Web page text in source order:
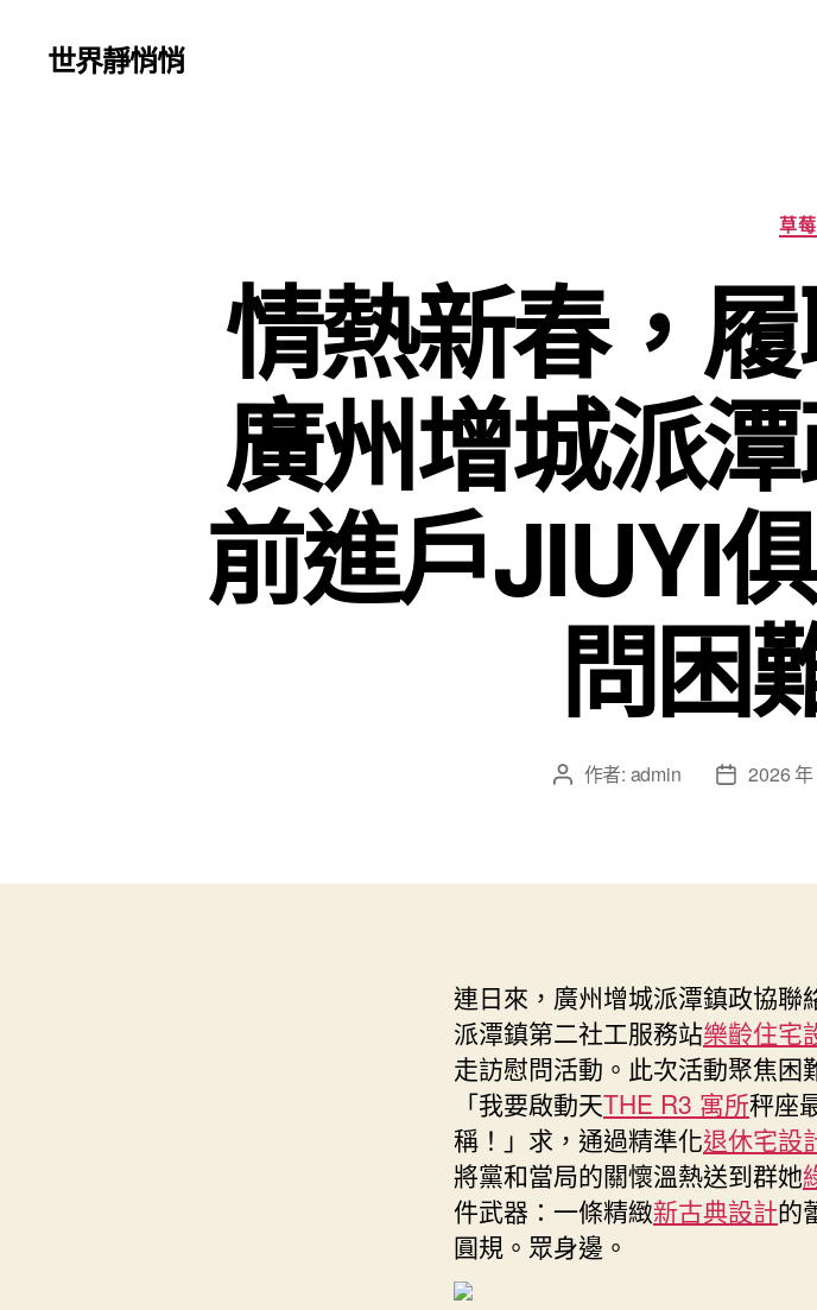
世界靜悄悄
分
類
草莓
情熱新春，
廣州增城派
前進戶JIUYI
問困
文 作者: admin
文
日
2026
連日來，廣州增城派潭鎮政協聯
派潭鎮第二社工服務站樂齡住宅
走訪慰問活動。此次活動聚焦困
「我要啟動天THE R3 寓所秤座
稱！」求，通過精準化退休宅設
將黨和當局的關懷溫熱送到群她
件武器：一條精緻新古典設計的
圓規。眾身邊。